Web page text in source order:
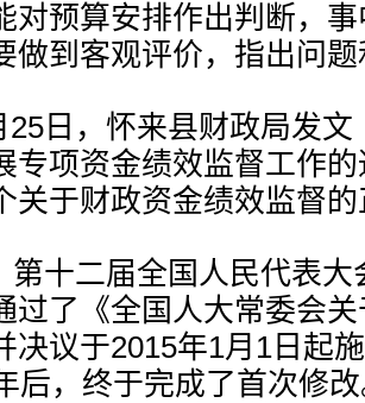
对预算安排作出判断，
做到客观评价，指出问
25日，怀来县财政局发文
专项资金绩效监督工作
关于财政资金绩效监督
第十二届全国人民代表
过了《全国人大常委会
决议于2015年1月1日起
后，终于完成了首次修